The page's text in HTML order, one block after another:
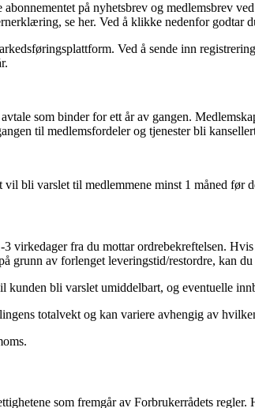
på nyhetsbrev og medlemsbrev
se her. Ved å klikke nedenfor godtar
Ved å sende inn
som binder for ett år av gangen.
til medlemsfordeler og tjenester bli
vil bli varslet til medlemmene minst 1 måned før
virkedager fra du mottar ordrebekreftelsen.
grunn av forlenget leveringstid/restordre, kan
kunden bli varslet umiddelbart, og eventuelle
totalvekt og kan variere avhengig av
som fremgår av Forbrukerrådets